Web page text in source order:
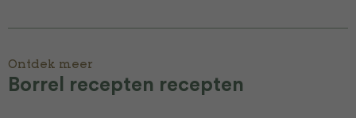
Ontdek meer
Borrel recepten recepten